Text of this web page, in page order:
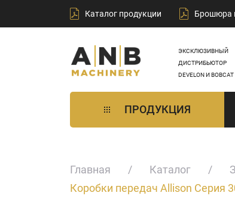
Каталог продукции Брошюра
ЭКСКЛЮЗИВНЫЙ
ДИСТРИБЬЮТОР
DEVELON И BOBCAT
ПРОДУКЦИЯ
Главная Каталог
Коробки передач Allison Серия